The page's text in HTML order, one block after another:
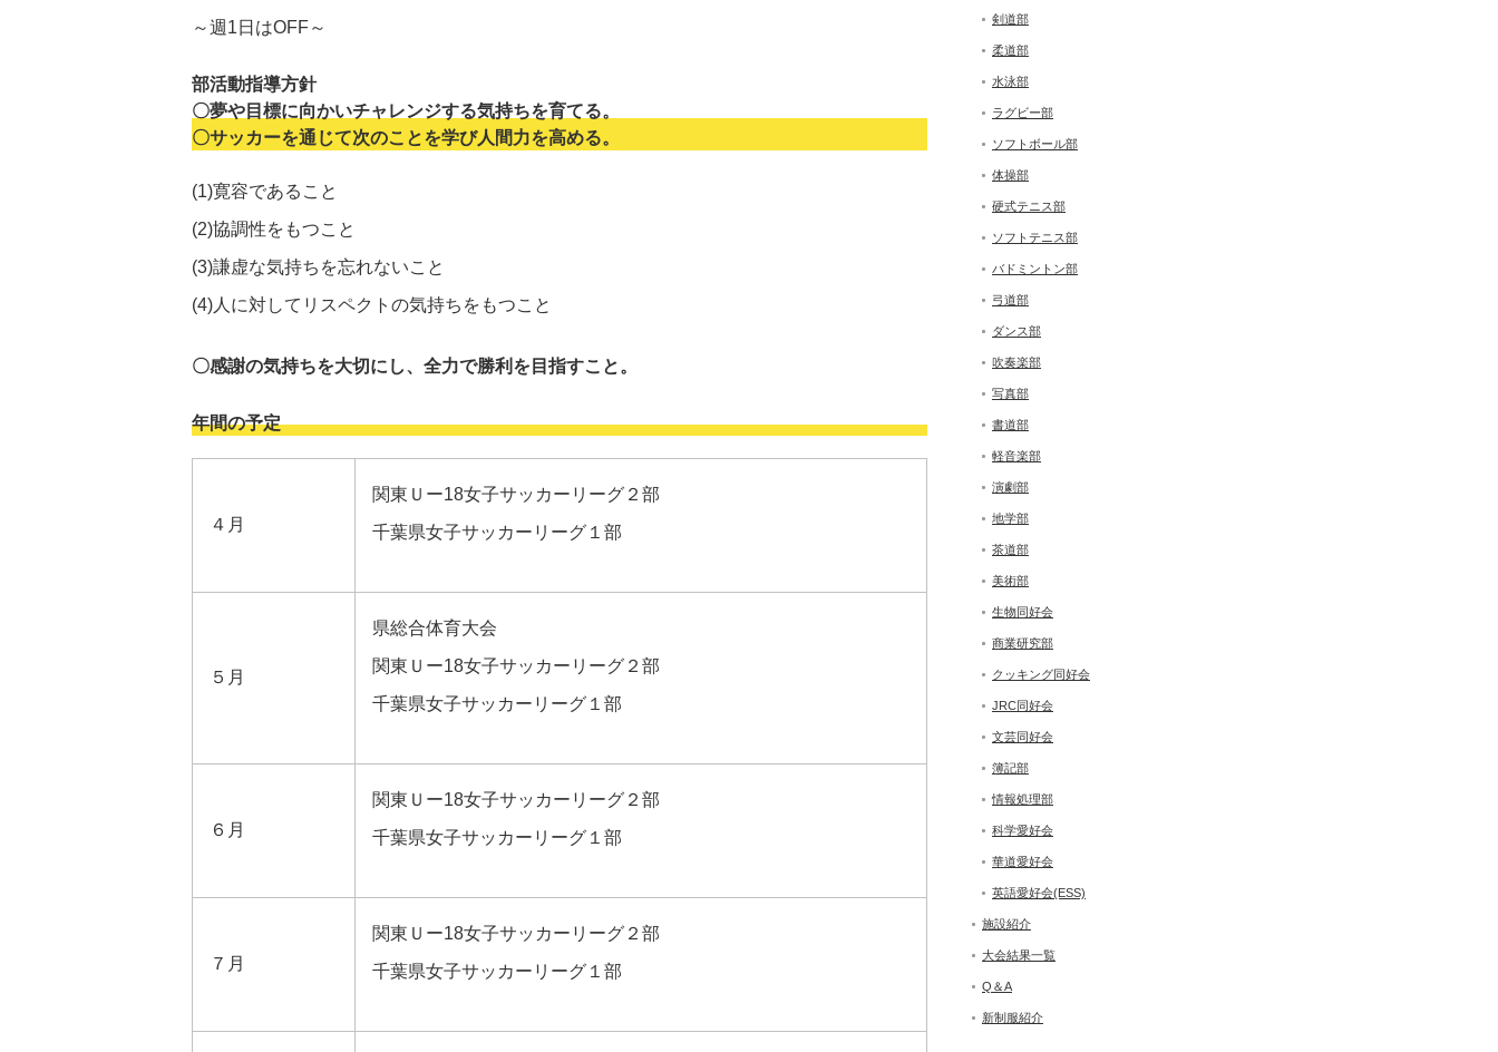
～週1日はOFF～
部活動指導方針
〇夢や目標に向かいチャレンジする気持ちを育てる。
〇サッカーを通じて次のことを学び人間力を高める。
(1)寛容であること
(2)協調性をもつこと
(3)謙虚な気持ちを忘れないこと
(4)人に対してリスペクトの気持ちをもつこと
〇感謝の気持ちを大切にし、全力で勝利を目指すこと。
年間の予定
４月
関東Ｕー18女子サッカーリーグ２部
千葉県女子サッカーリーグ１部
５月
県総合体育大会
関東Ｕー18女子サッカーリーグ２部
千葉県女子サッカーリーグ１部
６月
関東Ｕー18女子サッカーリーグ２部
千葉県女子サッカーリーグ１部
７月
関東Ｕー18女子サッカーリーグ２部
千葉県女子サッカーリーグ１部
剣道部
柔道部
水泳部
ラグビー部
ソフトボール部
体操部
硬式テニス部
ソフトテニス部
バドミントン部
弓道部
ダンス部
吹奏楽部
写真部
書道部
軽音楽部
演劇部
地学部
茶道部
美術部
生物同好会
商業研究部
クッキング同好会
JRC同好会
文芸同好会
簿記部
情報処理部
科学愛好会
華道愛好会
英語愛好会(ESS)
施設紹介
大会結果一覧
Q＆A
新制服紹介